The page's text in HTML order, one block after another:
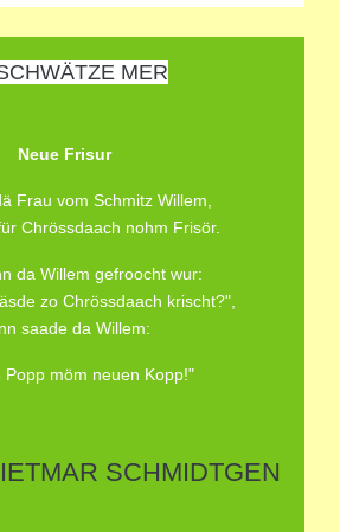
MER
Neue Frisur
Frau vom Schmitz Willem,
Chrössdaach nohm Frisör.
da Willem gefroocht wur:
zo Chrössdaach krischt?",
saade da Willem:
Popp möm neuen Kopp!"
SCHMIDTGEN